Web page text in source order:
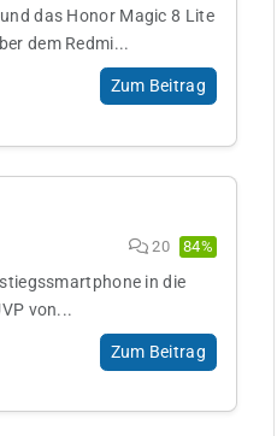
das Honor Magic 8 Lite
dem Redmi...
Zum Beitrag
20 84%
in die
von...
Zum Beitrag